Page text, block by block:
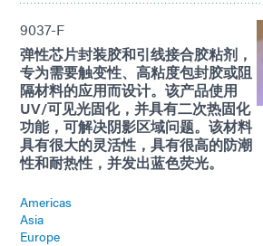
9037-F
弹性芯片封装胶和引线接合胶粘剂，
专为需要触变性、高粘度包封胶或阻
隔材料的应用而设计。该产品使用
UV/可见光固化，并具有二次热固化
功能，可解决阴影区域问题。该材料
具有很大的灵活性，具有很高的防潮
性和耐热性，并发出蓝色荧光。
Americas
Asia
Europe